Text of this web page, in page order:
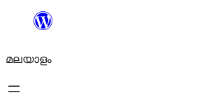
ഉള്ളടക്കത്തിലേക്ക്
മലയാളം